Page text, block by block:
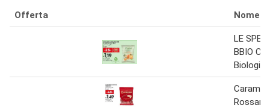
Offerta Nome
LE
BBIO